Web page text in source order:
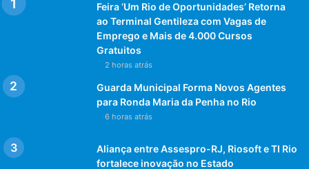
Feira ‘Um Rio de Oportunidades’ Retorna
ao Terminal Gentileza com Vagas de
Emprego e Mais de 4.000 Cursos
Gratuitos
2 horas atrás
Guarda Municipal Forma Novos Agentes
para Ronda Maria da Penha no Rio
6 horas atrás
Aliança entre Assespro-RJ, Riosoft e TI Rio
fortalece inovação no Estado